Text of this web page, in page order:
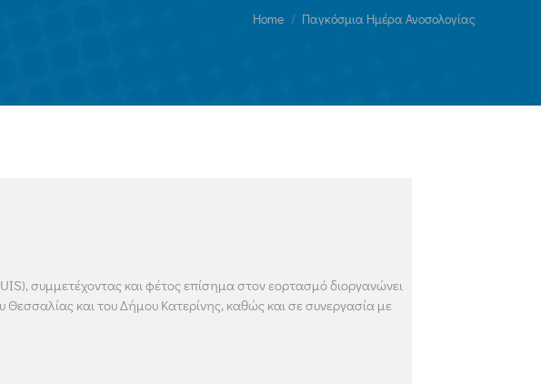
You are here:
Home Παγκόσμια Ημέρα Ανοσολογίας
συμμετέχοντας και φέτος επίσημα στον εορτασμό διοργανώνει
Θεσσαλίας και του Δήμου Κατερίνης, καθώς και σε συνεργασία με